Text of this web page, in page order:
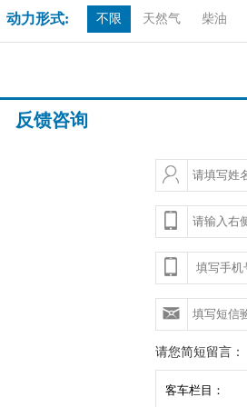
动力形式: 不限 天然气 柴油
反馈咨询
请您简短留言：